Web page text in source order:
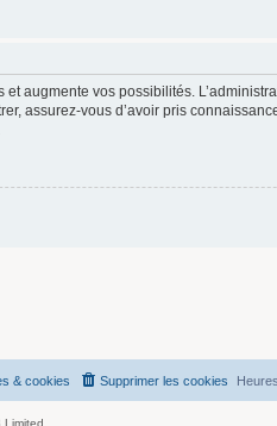
augmente vos possibilités.
assurez-vous d’avoir pris
Supprimer les cookies
& cookies
Limited